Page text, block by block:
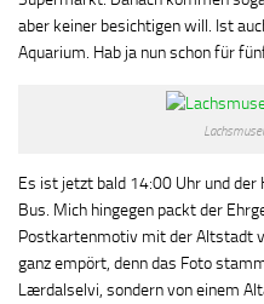
aber keiner besichtigen will. Ist
Aquarium. Hab ja nun schon für
Es ist jetzt bald 14:00 Uhr und
Bus. Mich hingegen packt der
Postkartenmotiv mit der Altstadt
ganz empört, denn das Foto
Lærdalselvi, sondern von einem